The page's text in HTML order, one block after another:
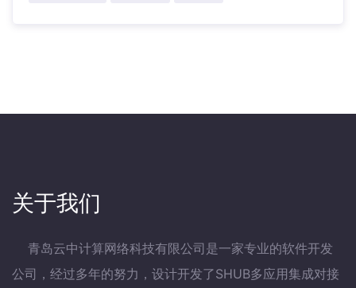
关于我们
青岛云中计算网络科技有限公司是一家专业的软件开发
公司，经过多年的努力，设计开发了SHUB多应用集成对接